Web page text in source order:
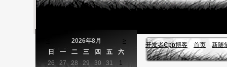
开发者Cpp博客 首页 新随
2026年8月
>
日
一 二 三 四 五
六
26
27 28 29 30 31
1